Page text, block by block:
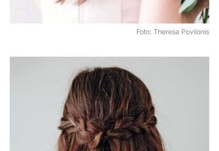
Foto: Theresa Povilonis